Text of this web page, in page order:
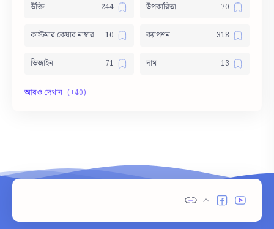
উক্তি উপকারিতা
কাস্টমার কেয়ার নাম্বার ক্যাপশন
ডিজাইন দাম
দোয়া
ভাবসম্প্রসারণ মেডিসিন